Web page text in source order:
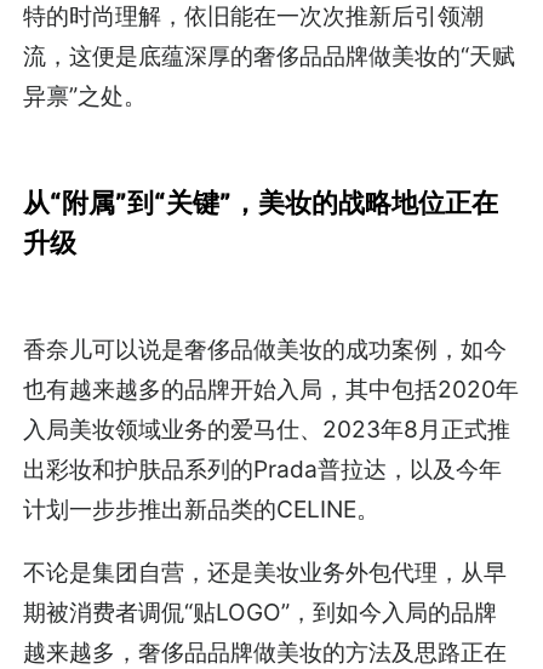
特的时尚理解，依旧能在一次次推新后引领潮
流，这便是底蕴深厚的奢侈品品牌做美妆的“天赋
异禀”之处。
从“附属”到“关键”，美妆的战略地位正在
升级
香奈儿可以说是奢侈品做美妆的成功案例，如今
也有越来越多的品牌开始入局，其中包括2020年
入局美妆领域业务的爱马仕、2023年8月正式推
出彩妆和护肤品系列的Prada普拉达，以及今年
计划一步步推出新品类的CELINE。
不论是集团自营，还是美妆业务外包代理，从早
期被消费者调侃“贴LOGO”，到如今入局的品牌
越来越多，奢侈品品牌做美妆的方法及思路正在